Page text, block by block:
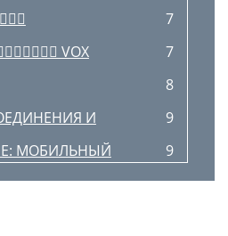
7
VOX
7
8
И
9
МОБИЛЬНЫЙ
9
ПЛЕЕР
9